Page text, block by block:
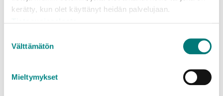
kerätty, kun olet käyttänyt heidän palvelujaan.
valinta
Välttämätön
Mieltymykset
Flerfackstjänsten gör att du utöver
återvinningsbart avfall hemma på